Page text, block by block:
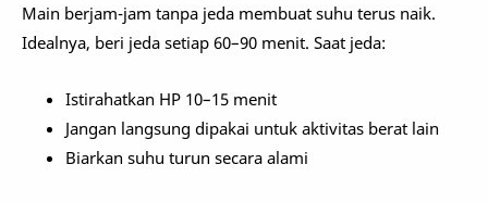
Main berjam-jam tanpa jeda membuat suhu terus naik.
Idealnya, beri jeda setiap 60–90 menit. Saat jeda:
Istirahatkan HP 10–15 menit
Jangan langsung dipakai untuk aktivitas berat lain
Biarkan suhu turun secara alami